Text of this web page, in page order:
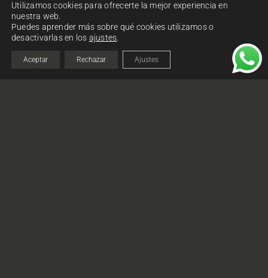
Utilizamos cookies para ofrecerte la mejor experiencia en
nuestra web.
Puedes aprender más sobre qué cookies utilizamos o
desactivarlas en los ajustes
Aceptar Rechazar Ajustes